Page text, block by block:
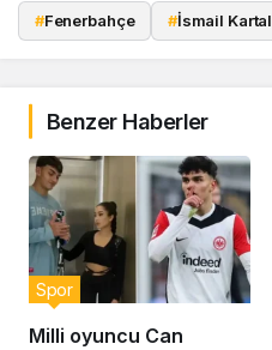
#Fenerbahçe #İsmail Kartal
Benzer Haberler
Milli oyuncu Can
Spor